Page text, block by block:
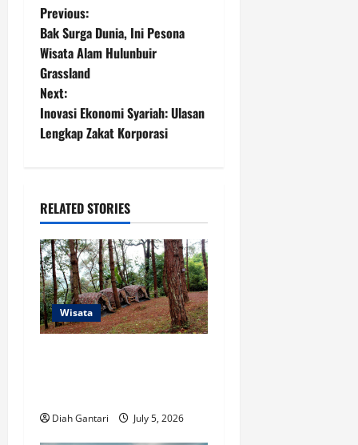
P
o
s
t
v
i
g
a
o
Previous:
Bak Surga Dunia, Ini Pesona
Wisata Alam Hulunbuir
Grassland
Next:
Inovasi Ekonomi Syariah: Ulasan
Lengkap Zakat Korporasi
RELATED STORIES
Wisata
Diah Gantari July 5, 2026